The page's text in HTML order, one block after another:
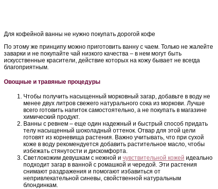
Для кофейной ванны не нужно покупать дорогой кофе
По этому же принципу можно приготовить ванну с чаем. Только не жалейте
заварки и не покупайте чай низкого качества – в нем могут быть
искусственные красители, действие которых на кожу бывает не всегда
благоприятным.
Овощные и травяные процедуры
Чтобы получить насыщенный морковный загар, добавьте в воду не
менее двух литров свежего натурального сока из моркови. Лучше
всего готовить напиток самостоятельно, а не покупать в магазине
химический продукт.
Ванны с ревнем – еще один надежный и быстрый способ придать
телу насыщенный шоколадный оттенок. Отвар для этой цели
готовят из корневища растения. Важно учитывать, что при сухой
коже в воду рекомендуется добавить растительное масло, чтобы
избежать стянутости и дискомфорта.
Светлокожим девушкам с нежной и чувствительной кожей идеально
подходит загар в ванной с ромашкой и чередой. Эти растения
снимают раздражения и помогают избавиться от
непривлекательной синевы, свойственной натуральным
блондинкам.